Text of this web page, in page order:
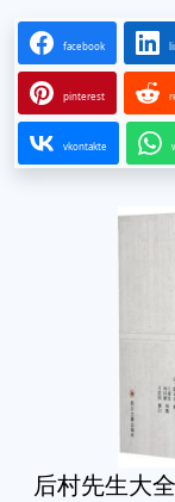
facebook
pinterest
vkontakte
后村先生大